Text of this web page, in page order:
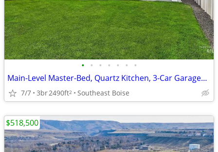
• • • • • • •
Main-Level Master-Bed, Quartz Kitchen, 3-Car Garage—SE Boise Retreat!
7/7 3br2490ft2 Southeast Boise
$518,500